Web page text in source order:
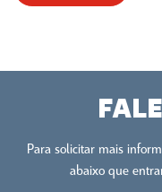
Para solicitar mais
abaixo que